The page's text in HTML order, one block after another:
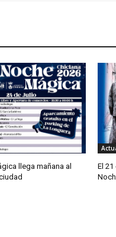
llega mañana al
El